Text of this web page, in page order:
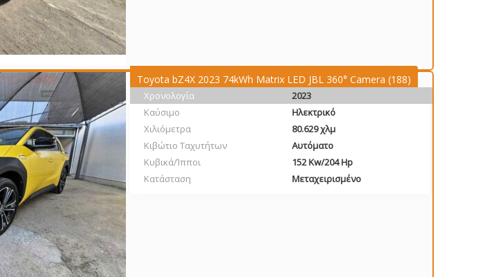
Toyota bZ4X 2023 74kWh Matrix LED JBL 360° Camera (188)
Χρονολογία
2023
Καύσιμο
Ηλεκτρικό
Χιλιόμετρα
80.629 χλμ
Κιβώτιο Ταχυτήτων
Αυτόματο
Κυβικά/Ίπποι
152 Kw/204 Hp
Κατάσταση
Μεταχειρισμένο